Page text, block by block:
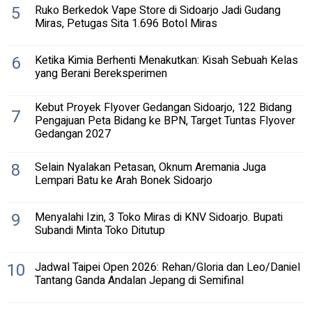
5 Ruko Berkedok Vape Store di Sidoarjo Jadi Gudang
Miras, Petugas Sita 1.696 Botol Miras
6 Ketika Kimia Berhenti Menakutkan: Kisah Sebuah Kelas
yang Berani Bereksperimen
7 Kebut Proyek Flyover Gedangan Sidoarjo, 122 Bidang
Pengajuan Peta Bidang ke BPN, Target Tuntas Flyover
Gedangan 2027
8 Selain Nyalakan Petasan, Oknum Aremania Juga
Lempari Batu ke Arah Bonek Sidoarjo
9 Menyalahi Izin, 3 Toko Miras di KNV Sidoarjo. Bupati
Subandi Minta Toko Ditutup
10 Jadwal Taipei Open 2026: Rehan/Gloria dan Leo/Daniel
Tantang Ganda Andalan Jepang di Semifinal